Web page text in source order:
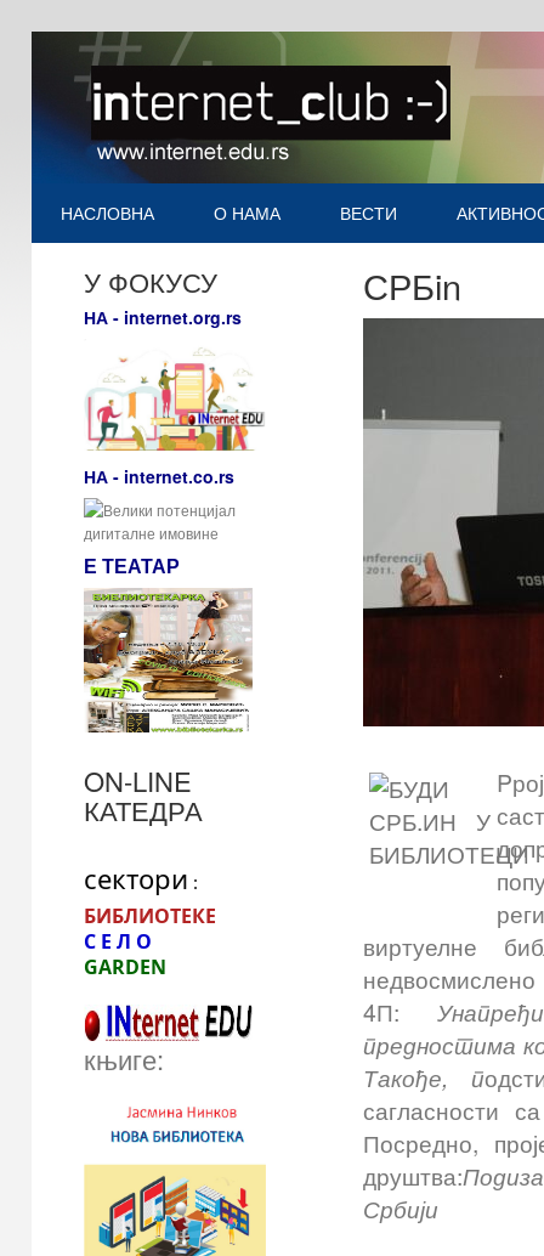
НАСЛОВНА О НАМА ВЕСТИ
У ФОКУСУ
НА - internet.org.rs
НА - internet.co.rs
Е ТЕАТАР
ON-LINE
КАТЕДРА
сектори :
БИБЛИОТЕКЕ
С Е Л О
GARDEN
књиге:
СРБin
виртуелне
4П:
предностима
Такође, п
сагласности
Посредно,
друштва:
Србији